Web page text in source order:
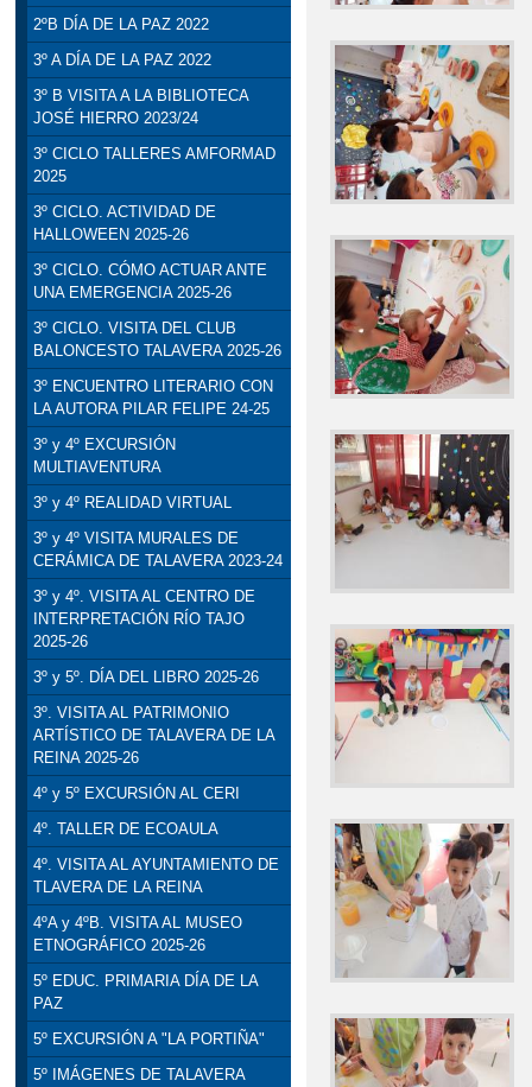
2ºB DÍA DE LA PAZ 2022
3º A DÍA DE LA PAZ 2022
3º B VISITA A LA BIBLIOTECA
JOSÉ HIERRO 2023/24
3º CICLO TALLERES AMFORMAD
2025
3º CICLO. ACTIVIDAD DE
HALLOWEEN 2025-26
3º CICLO. CÓMO ACTUAR ANTE
UNA EMERGENCIA 2025-26
3º CICLO. VISITA DEL CLUB
BALONCESTO TALAVERA 2025-26
3º ENCUENTRO LITERARIO CON
LA AUTORA PILAR FELIPE 24-25
3º y 4º EXCURSIÓN
MULTIAVENTURA
3º y 4º REALIDAD VIRTUAL
3º y 4º VISITA MURALES DE
CERÁMICA DE TALAVERA 2023-24
3º y 4º. VISITA AL CENTRO DE
INTERPRETACIÓN RÍO TAJO
2025-26
3º y 5º. DÍA DEL LIBRO 2025-26
3º. VISITA AL PATRIMONIO
ARTÍSTICO DE TALAVERA DE LA
REINA 2025-26
4º y 5º EXCURSIÓN AL CERI
4º. TALLER DE ECOAULA
4º. VISITA AL AYUNTAMIENTO DE
TLAVERA DE LA REINA
4ºA y 4ºB. VISITA AL MUSEO
ETNOGRÁFICO 2025-26
5º EDUC. PRIMARIA DÍA DE LA
PAZ
5º EXCURSIÓN A "LA PORTIÑA"
5º IMÁGENES DE TALAVERA